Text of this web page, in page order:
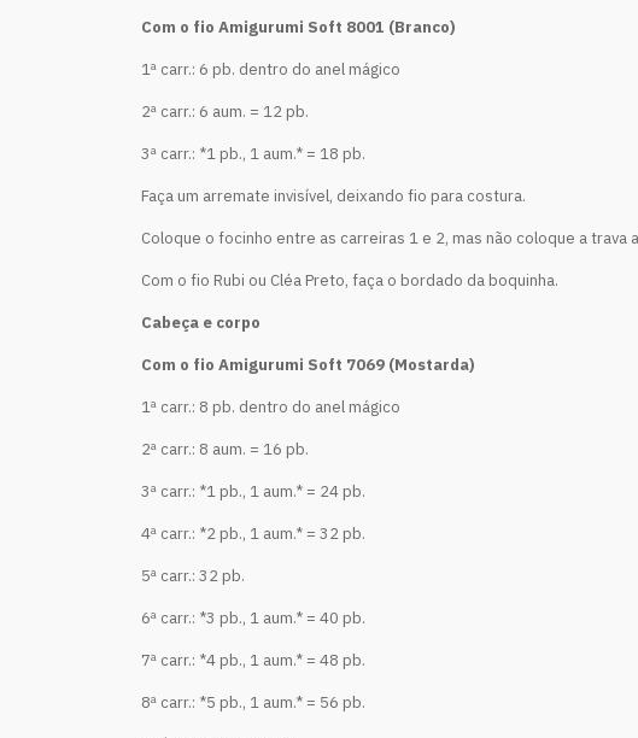
Com o fio Amigurumi Soft 8001 (Branco)
1ª carr.: 6 pb. dentro do anel mágico
2ª carr.: 6 aum. = 12 pb.
3ª carr.: *1 pb., 1 aum.* = 18 pb.
Faça um arremate invisível, deixando fio para costura.
Coloque o focinho entre as carreiras 1 e 2, mas não coloque a trava
Com o fio Rubi ou Cléa Preto, faça o bordado da boquinha.
Cabeça e corpo
Com o fio Amigurumi Soft 7069 (Mostarda)
1ª carr.: 8 pb. dentro do anel mágico
2ª carr.: 8 aum. = 16 pb.
3ª carr.: *1 pb., 1 aum.* = 24 pb.
4ª carr.: *2 pb., 1 aum.* = 32 pb.
5ª carr.: 32 pb.
6ª carr.: *3 pb., 1 aum.* = 40 pb.
7ª carr.: *4 pb., 1 aum.* = 48 pb.
8ª carr.: *5 pb., 1 aum.* = 56 pb.